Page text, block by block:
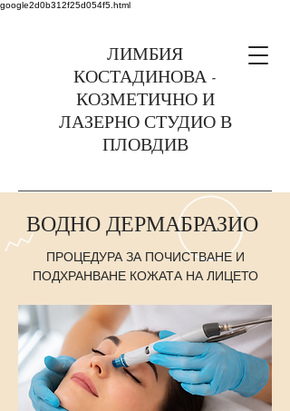
google2d0b312f25d054f5.html
ЛИМБИЯ
КОСТАДИНОВА -
КОЗМЕТИЧНО И
ЛАЗЕРНО СТУДИО В
ПЛОВДИВ
ул. Найден Геров 6
ВОДНО ДЕРМАБРАЗИО
ПРОЦЕДУРА ЗА ПОЧИСТВАНЕ И
ПОДХРАНВАНЕ КОЖАТА НА ЛИЦЕТО